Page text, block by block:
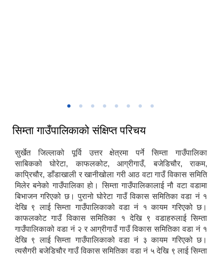
सिम्ता गाउँपालिकाको संक्षिप्त परिचय
सुर्खेत जिल्लाको पूर्वि उत्तर क्षेत्रमा पर्ने सिम्ता गाउँपालिका
साबिकको घोरेटा, काफलकोट, आग्रीगाउँ, बजेडिचौर, राकम,
काप्रिचौर, डाँडाखाली र खानीखोला गरी आठ वटा गाउँ विकास समिति
मिलेर बनेको गाउँपालिका हो। सिम्ता गाउँपालिकालाई नौ वटा वडामा
बिभाजन गरिएको छ। पुरानो घोरेटा गाउँ विकास समितिका वडा नं १
देखि ९ लाई सिम्ता गाउँपालिकाको वडा नं १ कायम गरिएको छ।
काफलकोट गाउँ विकास समितिका १ देखि ९ वडाहरुलाई सिम्ता
गाउँपालिकाको वडा नं २ र आग्रीगाउँ गाउँ विकास समितिका वडा नं १
देखि ९ लाई सिम्ता गाउँपालिकाको वडा नं ३ कायम गरिएको छ।
त्यसैगरी बजेडिचौर गाउँ विकास समितिका वडा नं ५ देखि ९ लाई सिम्ता